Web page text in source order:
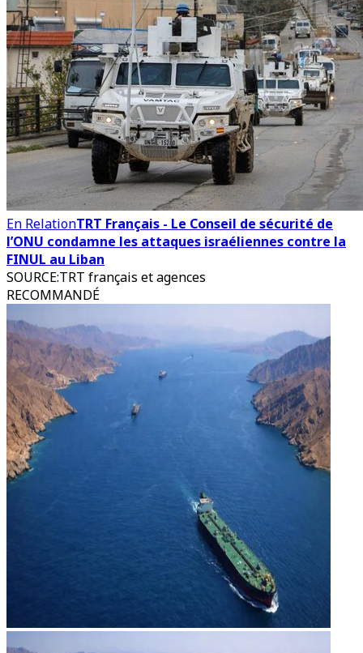
En RelationTRT Français - Le Conseil de sécurité de
l’ONU condamne les attaques israéliennes contre la
FINUL au Liban
SOURCE:TRT français et agences
RECOMMANDÉ